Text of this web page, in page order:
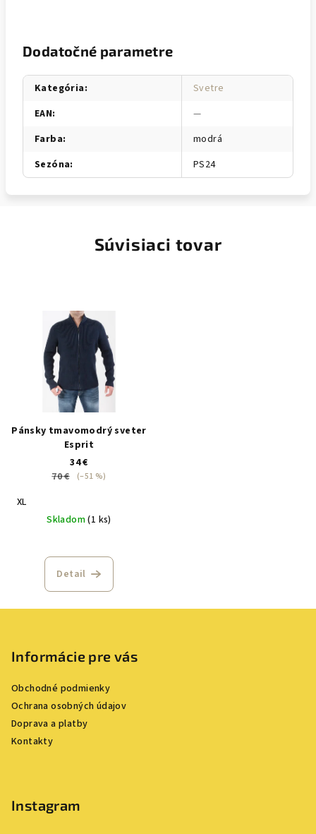
Dodatočné parametre
Kategória:
Svetre
EAN:
—
Farba:
modrá
Sezóna: PS24
Súvisiaci tovar
Pánsky tmavomodrý sveter
Esprit
34 €
70 €
(–51 %)
XL
Skladom(1 ks)
Detail
Informácie pre vás
Obchodné podmienky
Ochrana osobných údajov
Doprava a platby
Kontakty
Instagram